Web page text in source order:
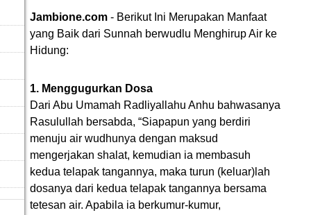
Jambione.com - Berikut Ini Merupakan Manfaat
yang Baik dari Sunnah berwudlu Menghirup Air ke
Hidung:
1. Menggugurkan Dosa
Dari Abu Umamah Radliyallahu Anhu bahwasanya
Rasulullah bersabda, “Siapapun yang berdiri
menuju air wudhunya dengan maksud
mengerjakan shalat, kemudian ia membasuh
kedua telapak tangannya, maka turun (keluar)lah
dosanya dari kedua telapak tangannya bersama
tetesan air. Apabila ia berkumur-kumur,